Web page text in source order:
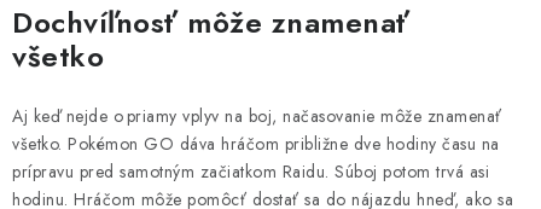
Dochvíľnosť môže znamenať
všetko
Aj keď nejde o priamy vplyv na boj, načasovanie môže znamenať
všetko. Pokémon GO dáva hráčom približne dve hodiny času na
prípravu pred samotným začiatkom Raidu. Súboj potom trvá asi
hodinu. Hráčom môže pomôcť dostať sa do nájazdu hneď, ako sa